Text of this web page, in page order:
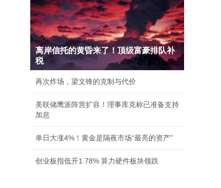
离岸信托的黄昏来了！顶级富豪排队补
税
再次炸场，梁文锋的克制与代价
美联储鹰派阵营扩容！理事库克称已准备支持
加息
单日大涨4%！黄金是隔夜市场“最亮的资产”
创业板指低开1.78% 算力硬件板块领跌